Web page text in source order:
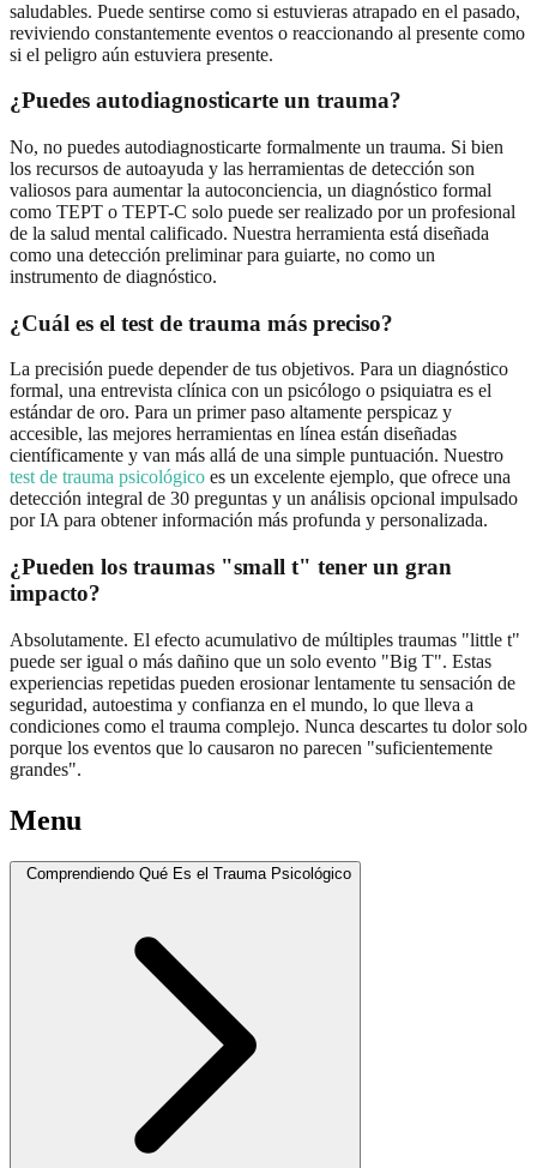
saludables. Puede sentirse como si estuvieras atrapado en el pasado,
reviviendo constantemente eventos o reaccionando al presente como
si el peligro aún estuviera presente.
¿Puedes autodiagnosticarte un trauma?
No, no puedes autodiagnosticarte formalmente un trauma. Si bien
los recursos de autoayuda y las herramientas de detección son
valiosos para aumentar la autoconciencia, un diagnóstico formal
como TEPT o TEPT-C solo puede ser realizado por un profesional
de la salud mental calificado. Nuestra herramienta está diseñada
como una detección preliminar para guiarte, no como un
instrumento de diagnóstico.
¿Cuál es el test de trauma más preciso?
La precisión puede depender de tus objetivos. Para un diagnóstico
formal, una entrevista clínica con un psicólogo o psiquiatra es el
estándar de oro. Para un primer paso altamente perspicaz y
accesible, las mejores herramientas en línea están diseñadas
científicamente y van más allá de una simple puntuación. Nuestro
test de trauma psicológico es un excelente ejemplo, que ofrece una
detección integral de 30 preguntas y un análisis opcional impulsado
por IA para obtener información más profunda y personalizada.
¿Pueden los traumas "small t" tener un gran
impacto?
Absolutamente. El efecto acumulativo de múltiples traumas "little t"
puede ser igual o más dañino que un solo evento "Big T". Estas
experiencias repetidas pueden erosionar lentamente tu sensación de
seguridad, autoestima y confianza en el mundo, lo que lleva a
condiciones como el trauma complejo. Nunca descartes tu dolor solo
porque los eventos que lo causaron no parecen "suficientemente
grandes".
Menu
Comprendiendo Qué Es el Trauma Psicológico